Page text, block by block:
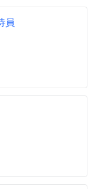
員